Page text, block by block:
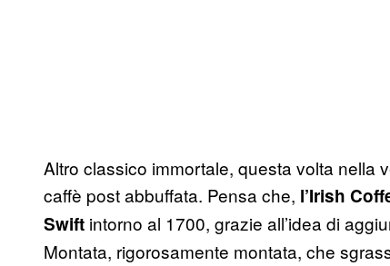
Altro classico immortale, questa volta nella
caffè post abbuffata. Pensa che, l’Irish
Swift intorno al 1700, grazie all’idea di
Montata, rigorosamente montata, che